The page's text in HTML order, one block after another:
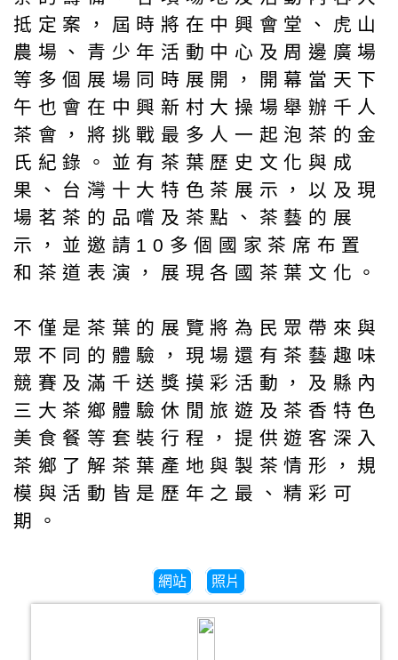
抵定案，屆時將在中興會堂、虎山
農場、青少年活動中心及周邊廣場
等多個展場同時展開，開幕當天下
午也會在中興新村大操場舉辦千人
茶會，將挑戰最多人一起泡茶的金
氏紀錄。並有茶葉歷史文化與成
果、台灣十大特色茶展示，以及現
場茗茶的品嚐及茶點、茶藝的展
示，並邀請10多個國家茶席布置
和茶道表演，展現各國茶葉文化。
不僅是茶葉的展覽將為民眾帶來與
眾不同的體驗，現場還有茶藝趣味
競賽及滿千送獎摸彩活動，及縣內
三大茶鄉體驗休閒旅遊及茶香特色
美食餐等套裝行程，提供遊客深入
茶鄉了解茶葉產地與製茶情形，規
模與活動皆是歷年之最、精彩可
期。
網站 照片